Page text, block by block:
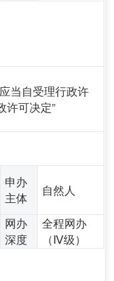
当自受理行政许
许可决定”
申办
主体
自然人
网办
深度
全程网办
（Ⅳ级）